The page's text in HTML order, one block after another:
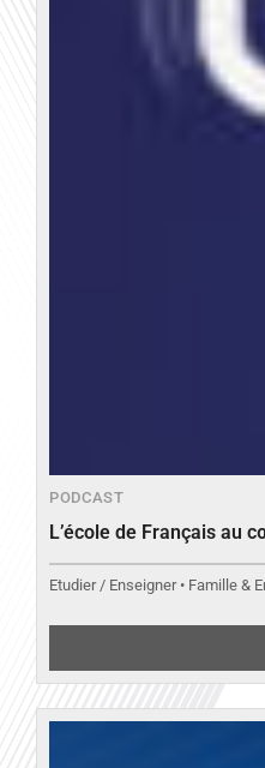
PODCAST
L’école de Français au
Etudier / Enseigner • Famille &